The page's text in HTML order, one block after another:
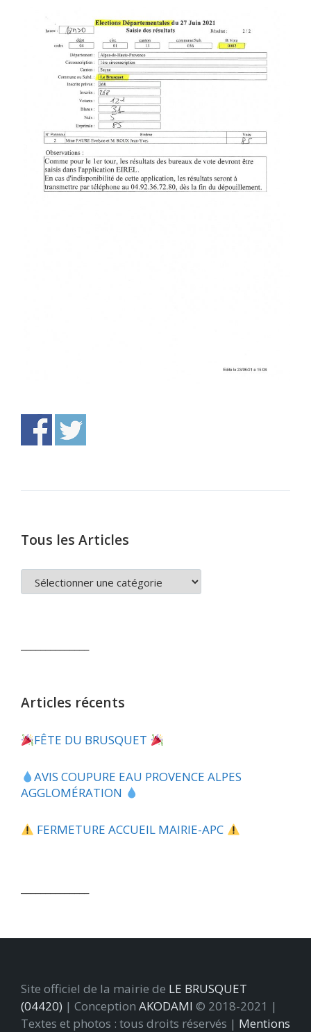
Tous les Articles
TOUS
LES
Articles récents
FÊTE DU BRUSQUET
​AVIS COUPURE EAU PROVENCE ALPES
AGGLOMÉRATION
FERMETURE ACCUEIL MAIRIE-APC
Site officiel de la mairie de LE BRUSQUET
(04420) | Conception AKODAMI © 2018-2021 |
Textes et photos : tous droits réservés | Mentions